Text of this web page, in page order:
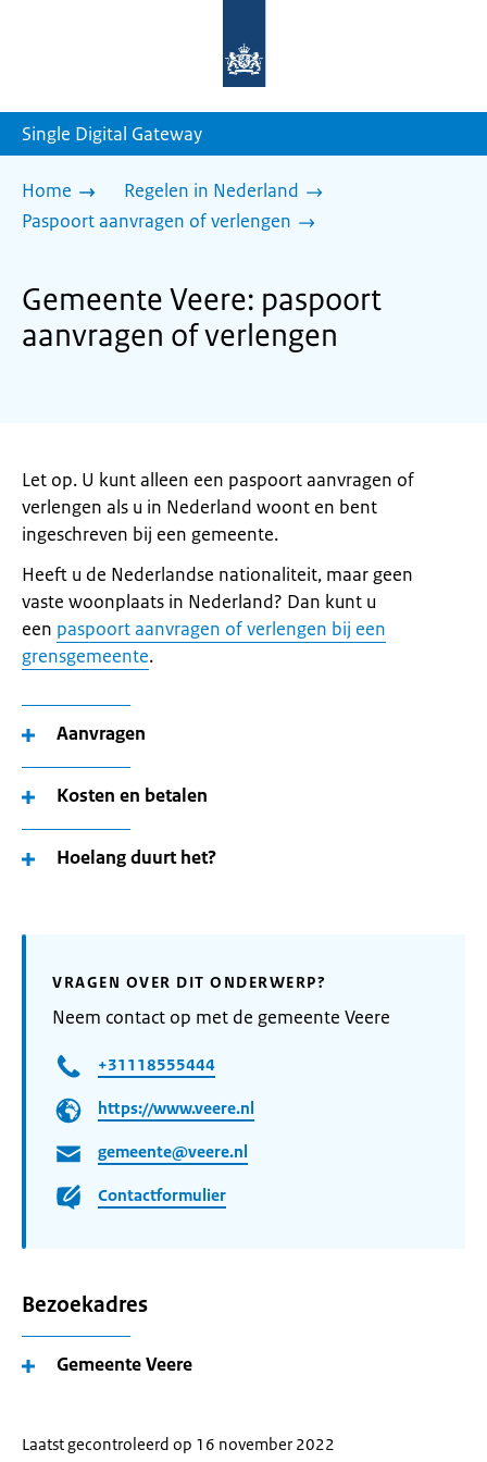
homepage
Single Digital Gateway
Home
Regelen in Nederland
Paspoort aanvragen of verlengen
Gemeente Veere: paspoort
aanvragen of verlengen
Let op. U kunt alleen een paspoort aanvragen of
verlengen als u in Nederland woont en bent
ingeschreven bij een gemeente.
Heeft u de Nederlandse nationaliteit, maar geen
vaste woonplaats in Nederland? Dan kunt u
een paspoort aanvragen of verlengen bij een
grensgemeente.
Aanvragen
Kosten en betalen
Hoelang duurt het?
VRAGEN OVER DIT ONDERWERP?
Neem contact op met de gemeente Veere
+31118555444
https://www.veere.nl
gemeente@veere.nl
Contactformulier
Bezoekadres
Gemeente Veere
Laatst gecontroleerd op 16 november 2022